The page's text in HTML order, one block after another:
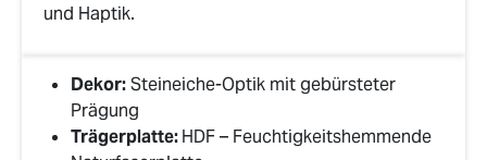
und Haptik.
Dekor:Steineiche-Optik mit gebürsteter
Prägung
Trägerplatte:HDF – Feuchtigkeitshemmende